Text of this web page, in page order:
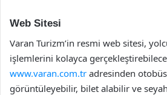
Web Sitesi
Varan Turizm’in resmi web sitesi,
işlemlerini kolayca
www.varan.com.tr adresinden
görüntüleyebilir, bilet alabilir ve